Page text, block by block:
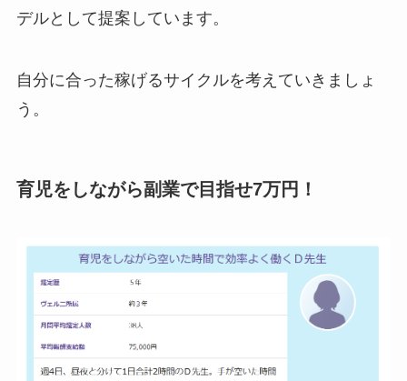
デルとして提案しています。
自分に合った稼げるサイクルを考えていきましょ
う。
育児をしながら副業で目指せ7万円！